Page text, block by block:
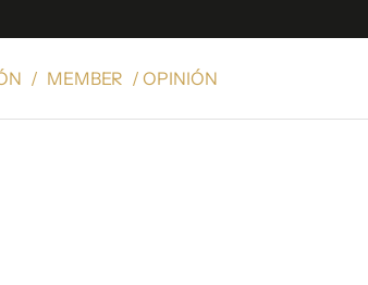
/ MEMBER / OPINIÓN